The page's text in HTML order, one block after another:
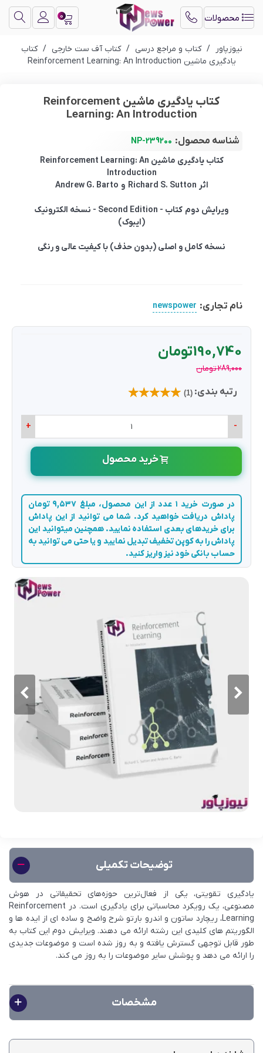
محصولات 0
نیوزپاور / کتاب و مراجع درسی / کتاب آف ست خارجی / کتاب
یادگیری ماشین Reinforcement Learning: An Introduction
کتاب یادگیری ماشین Reinforcement
Learning: An Introduction
شناسه محصول: NP-239200
کتاب یادگیری ماشین Reinforcement Learning: An
Introduction
اثر Richard S. Sutton و Andrew G. Barto
ویرایش دوم کتاب - Second Edition - نسخه الکترونیک
(ایبوک)
نسخه کامل و اصلی (بدون حذف) با کیفیت عالی و رنگی
نام تجاری: newspower
190,740 تومان
289,000 تومان
رتبه بندی: (1)
-
+
خرید محصول
در صورت خرید 1 عدد از این محصول، مبلغ 9,537 تومان
پاداش دریافت خواهید کرد. شما می توانید از این پاداش
برای خریدهای بعدی استفاده نمایید. همچنین میتوانید این
پاداش را به کوپن تخفیف تبدیل نمایید و یا حتی می توانید به
حساب بانکی خود نیز واریز کنید.
توضیحات تکمیلی
یادگیری تقویتی، یکی از فعال‌ترین حوزه‌های تحقیقاتی در هوش
مصنوعی، یک رویکرد محاسباتی برای یادگیری است. در Reinforcement
Learning، ریچارد ساتون و اندرو بارتو شرح واضح و ساده ای از ایده ها و
الگوریتم های کلیدی این رشته ارائه می دهند. ویرایش دوم این کتاب به
طور قابل توجهی گسترش یافته و به روز شده است و موضوعات جدیدی
را ارائه می دهد و پوشش سایر موضوعات را به روز می کند.
مطالعه بیشتر
مشخصات